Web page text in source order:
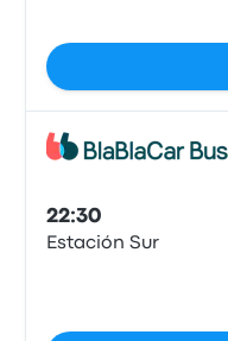
22:30
Estación Sur